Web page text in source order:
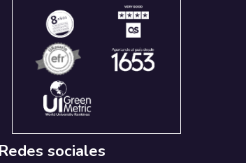
Redes sociales